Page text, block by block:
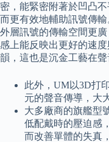
密，能緊密附著於凹凸
而更有效地輔助訊號傳
外層訊號的傳輸空間更
感上能反映出更好的速
韻，這也是沉金工藝在聲
此外，UM以3D打
元的聲音傳導，大
大多廠商的旗艦型
低配戴時的壓迫感
而改善單體的失真